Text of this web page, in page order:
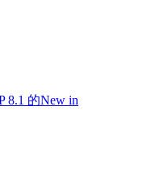
8.1 的New in